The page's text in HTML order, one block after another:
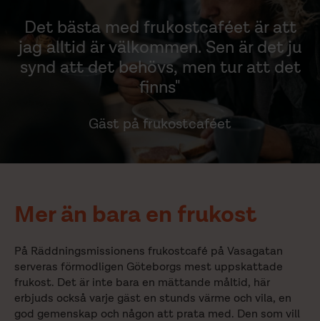
Det bästa med frukostcaféet är att
jag alltid är välkommen. Sen är det ju
synd att det behövs, men tur att det
finns"
Gäst på frukostcaféet
Mer än bara en frukost
På Räddningsmissionens frukostcafé på Vasagatan
serveras förmodligen Göteborgs mest uppskattade
frukost. Det är inte bara en mättande måltid, här
erbjuds också varje gäst en stunds värme och vila, en
god gemenskap och någon att prata med. Den som vill